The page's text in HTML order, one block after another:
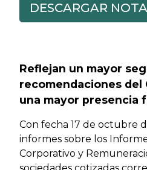
DESCARGAR
Reflejan un mayor
recomendaciones del
una mayor presencia
Con fecha 17 de octubre
informes sobre los
Corporativo y